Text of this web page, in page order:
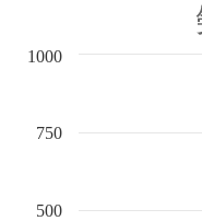
500
750
1000